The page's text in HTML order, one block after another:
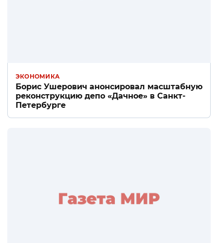
ЭКОНОМИКА
Борис Ушерович анонсировал масштабную
реконструкцию депо «Дачное» в Санкт-
Петербурге